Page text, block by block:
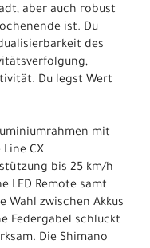
aber auch robust
ist. Du
des
Du legst Wert
mit
CX
bis 25 km/h
LED Remote samt
Wahl zwischen Akkus
Federgabel schluckt
Die Shimano